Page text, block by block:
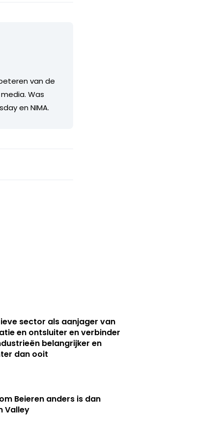
van de
Was
en NIMA.
sector als aanjager van
en ontsluiter en verbinder
belangrijker en
dan ooit
Beieren anders is dan
Valley